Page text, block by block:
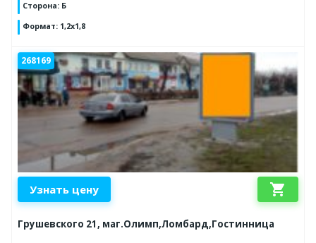
Сторона: Б
Формат: 1,2х1,8
268169
Узнать цену shopping_cart
Грушевского 21, маг.Олимп,Ломбард,Гостинница